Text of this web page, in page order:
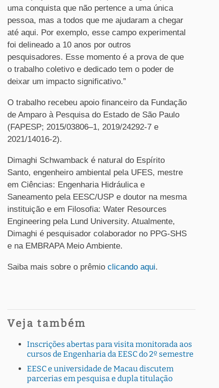
uma conquista que não pertence a uma única
pessoa, mas a todos que me ajudaram a chegar
até aqui. Por exemplo, esse campo experimental
foi delineado a 10 anos por outros
pesquisadores. Esse momento é a prova de que
o trabalho coletivo e dedicado tem o poder de
deixar um impacto significativo.”
O trabalho recebeu apoio financeiro da Fundação
de Amparo à Pesquisa do Estado de São Paulo
(FAPESP; 2015/03806–1, 2019/24292-7 e
2021/14016-2).
Dimaghi Schwamback é natural do Espírito
Santo, engenheiro ambiental pela UFES, mestre
em Ciências: Engenharia Hidráulica e
Saneamento pela EESC/USP e doutor na mesma
instituição e em Filosofia: Water Resources
Engineering pela Lund University. Atualmente,
Dimaghi é pesquisador colaborador no PPG-SHS
e na EMBRAPA Meio Ambiente.
Saiba mais sobre o prêmio clicando aqui.
Veja também
Inscrições abertas para visita monitorada aos
cursos de Engenharia da EESC do 2º semestre
EESC e universidade de Macau discutem
parcerias em pesquisa e dupla titulação